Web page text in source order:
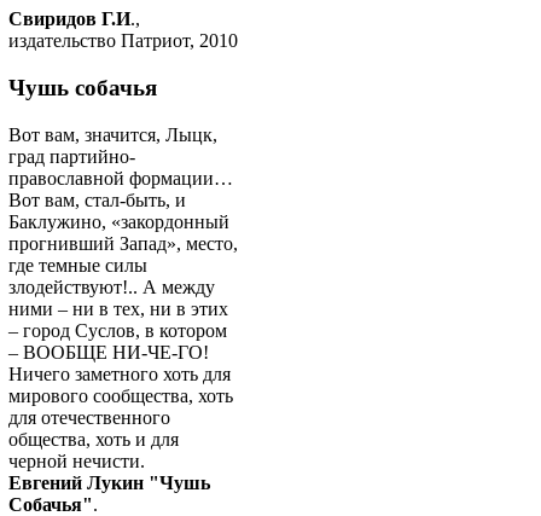
Свиридов Г.И.,
издательство Патриот, 2010
Чушь собачья
Вот вам, значится, Лыцк,
град партийно-
православной формации…
Вот вам, стал-быть, и
Баклужино, «закордонный
прогнивший Запад», место,
где темные силы
злодействуют!.. А между
ними – ни в тех, ни в этих
– город Суслов, в котором
– ВООБЩЕ НИ-ЧЕ-ГО!
Ничего заметного хоть для
мирового сообщества, хоть
для отечественного
общества, хоть и для
черной нечисти.
Евгений Лукин "Чушь
Собачья".